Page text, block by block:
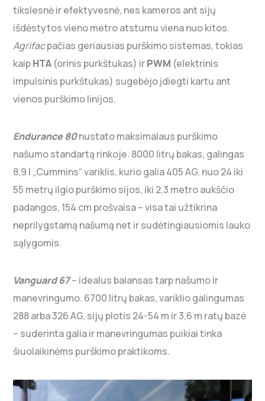
tikslesnė ir efektyvesnė, nes kameros ant sijų
išdėstytos vieno metro atstumu viena nuo kitos.
Agrifacpačias geriausias purškimo sistemas, tokias
kaipHTA (orinis purkštukas) irPWM (elektrinis
impulsinis purkštukas) sugebėjo įdiegti kartu ant
vienos purškimo linijos.
Endurance 80nustato maksimalaus purškimo
našumo standartą rinkoje. 8000 litrų bakas, galingas
8,9 l „Cummins“ variklis, kurio galia 405 AG, nuo 24 iki
55 metrų ilgio purškimo sijos, iki 2,3 metro aukščio
padangos, 154 cm prošvaisa – visa tai užtikrina
neprilygstamą našumą net ir sudėtingiausiomis lauko
sąlygomis.
Vanguard 67– idealus balansas tarp našumo ir
manevringumo. 6700 litrų bakas, variklio galingumas
288 arba 326 AG, sijų plotis 24-54 m ir 3,6 m ratų bazė
– suderinta galia ir manevringumas puikiai tinka
šiuolaikinėms purškimo praktikoms.